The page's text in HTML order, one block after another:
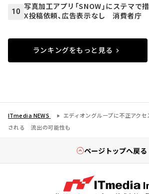
10
写真加工アプリ「SNOW」にステマ
X投稿依頼、広告表示なし 消費者庁
ランキングをもっと見る
ITmedia NEWS
エディオングループに不正アク
される 流出の可能性も
ページトップへ戻る